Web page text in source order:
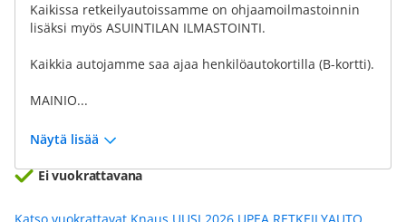
Kaikissa retkeilyautoissamme on ohjaamoilmastoinnin
lisäksi myös ASUINTILAN ILMASTOINTI.
Kaikkia autojamme saa ajaa henkilöautokortilla (B-kortti).
MAINIO...
Näytä lisää
Ei vuokrattavana